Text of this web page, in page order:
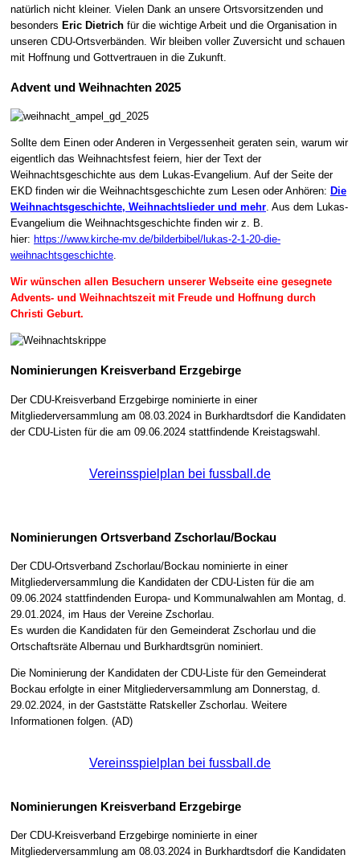
natürlich nicht kleiner. Vielen Dank an unsere Ortsvorsitzenden und
besonders Eric Dietrich für die wichtige Arbeit und die Organisation in
unseren CDU-Ortsverbänden. Wir bleiben voller Zuversicht und schauen
mit Hoffnung und Gottvertrauen in die Zukunft.
Advent und Weihnachten 2025
Sollte dem Einen oder Anderen in Vergessenheit geraten sein, warum wir
eigentlich das Weihnachtsfest feiern, hier der Text der
Weihnachtsgeschichte aus dem Lukas-Evangelium. Auf der Seite der
EKD finden wir die Weihnachtsgeschichte zum Lesen oder Anhören: Die
Weihnachtsgeschichte, Weihnachtslieder und mehr. Aus dem Lukas-
Evangelium die Weihnachtsgeschichte finden wir z. B.
hier: https://www.kirche-mv.de/bilderbibel/lukas-2-1-20-die-
weihnachtsgeschichte.
Wir wünschen allen Besuchern unserer Webseite eine gesegnete
Advents- und Weihnachtszeit mit Freude und Hoffnung durch
Christi Geburt.
Nominierungen Kreisverband Erzgebirge
Der CDU-Kreisverband Erzgebirge nominierte in einer
Mitgliederversammlung am 08.03.2024 in Burkhardtsdorf die Kandidaten
der CDU-Listen für die am 09.06.2024 stattfindende Kreistagswahl.
Vereinsspielplan bei fussball.de
Nominierungen Ortsverband Zschorlau/Bockau
Der CDU-Ortsverband Zschorlau/Bockau nominierte in einer
Mitgliederversammlung die Kandidaten der CDU-Listen für die am
09.06.2024 stattfindenden Europa- und Kommunalwahlen am Montag, d.
29.01.2024, im Haus der Vereine Zschorlau.
Es wurden die Kandidaten für den Gemeinderat Zschorlau und die
Ortschaftsräte Albernau und Burkhardtsgrün nominiert.
Die Nominierung der Kandidaten der CDU-Liste für den Gemeinderat
Bockau erfolgte in einer Mitgliederversammlung am Donnerstag, d.
29.02.2024, in der Gaststätte Ratskeller Zschorlau. Weitere
Informationen folgen. (AD)
Vereinsspielplan bei fussball.de
Nominierungen Kreisverband Erzgebirge
Der CDU-Kreisverband Erzgebirge nominierte in einer
Mitgliederversammlung am 08.03.2024 in Burkhardtsdorf die Kandidaten